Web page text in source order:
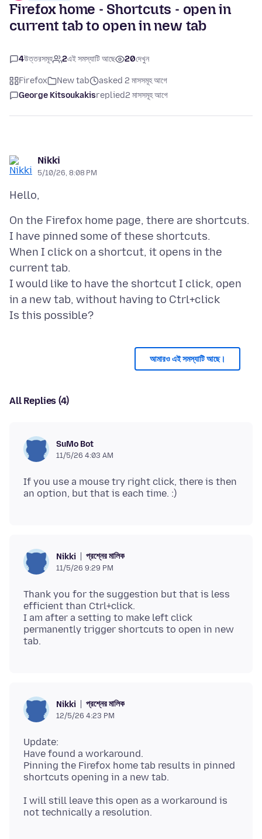
Firefox home - Shortcuts - open in
current tab to open in new tab
4উত্তরসমূহ 2এই সমস্যাটি আছে 20দেখুন
Firefox New tab
asked 2 মাসসমূহ আগে
George Kitsoukakisreplied2 মাসসমূহ আগে
Nikki
5/10/26, 8:08 PM
On the Firefox home page, there are shortcuts.
I have pinned some of these shortcuts.
When I click on a shortcut, it opens in the
current tab.
I would like to have the shortcut I click, open
in a new tab, without having to Ctrl+click
আমারও এই সমস্যাটি আছে।
All Replies (4)
SuMo Bot
11/5/26 4:03 AM
If you use a mouse try right click, there is then
Nikki প্রশ্নের মালিক
11/5/26 9:29 PM
Thank you for the suggestion but that is less
efficient than Ctrl+click.
I am after a setting to make left click
permanently trigger shortcuts to open in new
Nikki প্রশ্নের মালিক
12/5/26 4:23 PM
Update:
Have found a workaround.
Pinning the Firefox home tab results in pinned
I will still leave this open as a workaround is